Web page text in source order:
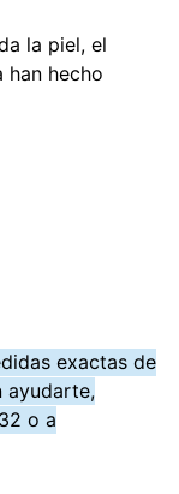
la piel, el
han hecho
exactas de
ayudarte,
o a